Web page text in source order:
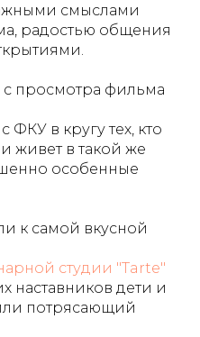
смыслами
радостью общения
просмотра фильма
в кругу тех, кто
живет в такой же
особенные
к самой вкусной
студии "Tarte"
наставников дети и
потрясающий